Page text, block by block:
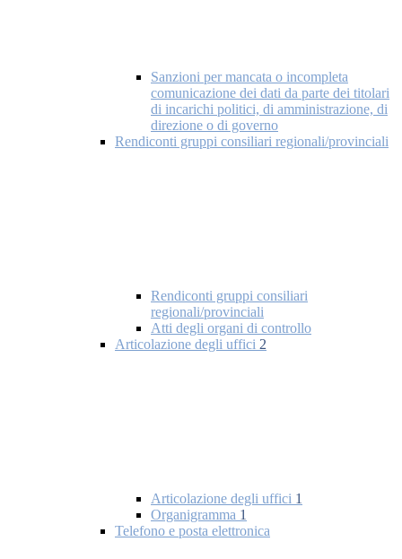
Sanzioni per mancata o incompleta
comunicazione dei dati da parte dei titolari
di incarichi politici, di amministrazione, di
direzione o di governo
Rendiconti gruppi consiliari regionali/provinciali
Rendiconti gruppi consiliari
regionali/provinciali
Atti degli organi di controllo
Articolazione degli uffici 2
Articolazione degli uffici 1
Organigramma 1
Telefono e posta elettronica